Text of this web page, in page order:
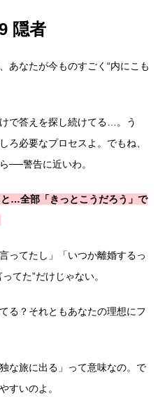
隠者
あなたが今ものすごく“内にこも
で答えを探し続けてる…。う
ろ必要なプロセスよ。でもね、
──警告に近いわ。
…全部「きっとこうだろう」で
ってたし」「いつか離婚するっ
てた”だけじゃない。
る？それともあなたの理想にフ
な旅に出る」って意味なの。で
すいのよ。